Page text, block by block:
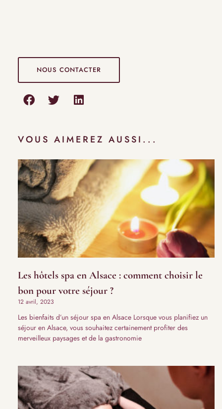
NOUS CONTACTER
VOUS AIMEREZ AUSSI...
Les hôtels spa en Alsace : comment choisir le
bon pour votre séjour ?
12 avril, 2023
Les bienfaits d’un séjour spa en Alsace Lorsque vous planifiez un
séjour en Alsace, vous souhaitez certainement profiter des
merveilleux paysages et de la gastronomie